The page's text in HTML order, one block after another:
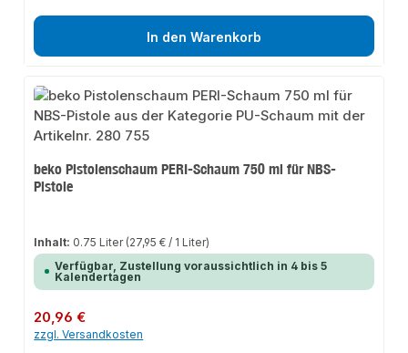
In den Warenkorb
beko Pistolenschaum PERI-Schaum 750 ml für NBS-
Pistole
Inhalt: 0.75 Liter (27,95 € / 1 Liter)
Verfügbar, Zustellung voraussichtlich in 4 bis 5
Kalendertagen
Regulärer Preis:
20,96 €
zzgl. Versandkosten